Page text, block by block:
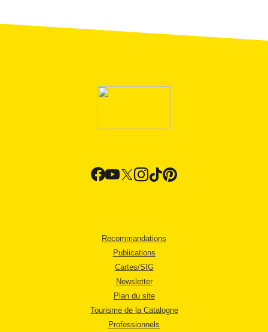
Recommandations
Publications
Cartes/SIG
Newsletter
Plan du site
Tourisme de la Catalogne
Professionnels